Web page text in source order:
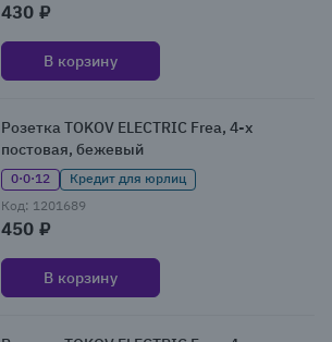
430 ₽
В корзину
Розетка TOKOV ELECTRIC Frea, 4-х
постовая, бежевый
0·0·12
Кредит для юрлиц
Код: 1201689
450 ₽
В корзину